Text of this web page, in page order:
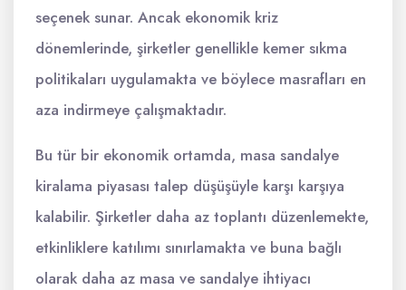
seçenek sunar. Ancak ekonomik kriz
dönemlerinde, şirketler genellikle kemer sıkma
politikaları uygulamakta ve böylece masrafları en
aza indirmeye çalışmaktadır.
Bu tür bir ekonomik ortamda, masa sandalye
kiralama piyasası talep düşüşüyle karşı karşıya
kalabilir. Şirketler daha az toplantı düzenlemekte,
etkinliklere katılımı sınırlamakta ve buna bağlı
olarak daha az masa ve sandalye ihtiyacı